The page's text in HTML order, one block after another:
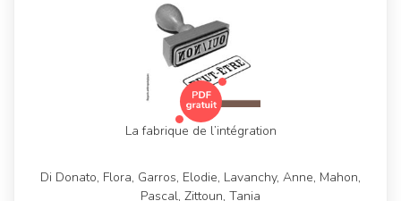
La fabrique de l’intégration
Di Donato, Flora, Garros, Elodie, Lavanchy, Anne, Mahon,
Pascal, Zittoun, Tania